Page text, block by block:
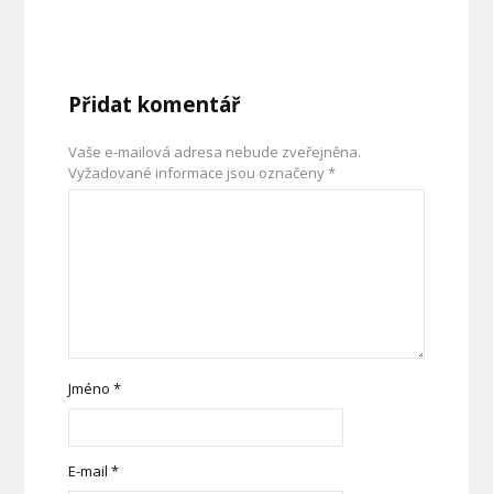
Přidat komentář
Vaše e-mailová adresa nebude zveřejněna.
Vyžadované informace jsou označeny*
Jméno*
E-mail*